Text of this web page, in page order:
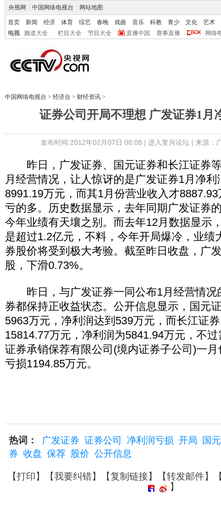
央视网 中国网络电视台 网站地图
首页 新闻 经济 体育 综艺 春晚 戏曲 音乐 科教 青少 文化
艺术
电视
频道大全 栏目大全 节目大全 直播中国 赛事直播 网络
中国网络电视台 > 经济台 > 财经资讯 >
证券公司开局不理想 广发证券1月
发布时间:2012年02月07日 08:08 | 进入复兴论坛| 来源：
昨日，广发证券、国元证券和长江证券
月经营情况，让人惊讶的是广发证券1月净
8991.19万元，而其1月份营业收入才
亏的多。历史数据显示，去年同期广发证券
今年业绩有天壤之别。而去年12月数据显示
是超过1.2亿元，不料，今年开局爆冷，业绩
券股价将受到极大考验。截至昨日收盘，广
股，下滑0.73%。
昨日，与广发证券一同公布1月经营情况
券都保持正收益状态。公开信息显示，国元
5963万元，净利润达到539万元，而长江证
15814.77万元，净利润为5841.94万元，不
证券承销保荐有限公司(境内证券子公司)一
亏损1194.85万元。
热词： 广发证券 证券公司 净利润亏损 开局
国
券 收盘 保荐 股价 公开信息
【打印】【我要纠错】【复制链接】【转发邮件】
】